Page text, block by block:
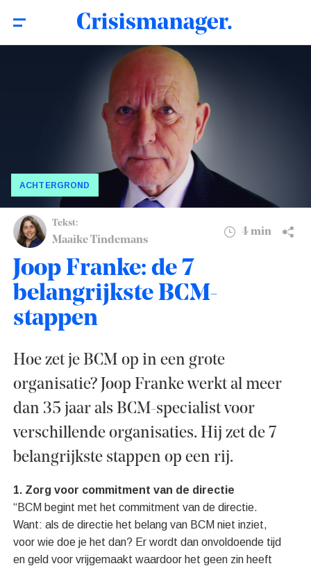
Joop Franke: de 7 belangrijkste BCM-
ACHTERGROND
Tekst:
Maaike Tindemans
4 min
Joop Franke: de 7
belangrijkste BCM-
stappen
Hoe zet je BCM op in een grote
organisatie? Joop Franke werkt al meer
dan 35 jaar als BCM-specialist voor
verschillende organisaties. Hij zet de 7
belangrijkste stappen op een rij.
1. Zorg voor commitment van de directie
“BCM begint met het commitment van de directie.
Want: als de directie het belang van BCM niet inziet,
voor wie doe je het dan? Er wordt dan onvoldoende tijd
en geld voor vrijgemaakt waardoor het geen zin heeft